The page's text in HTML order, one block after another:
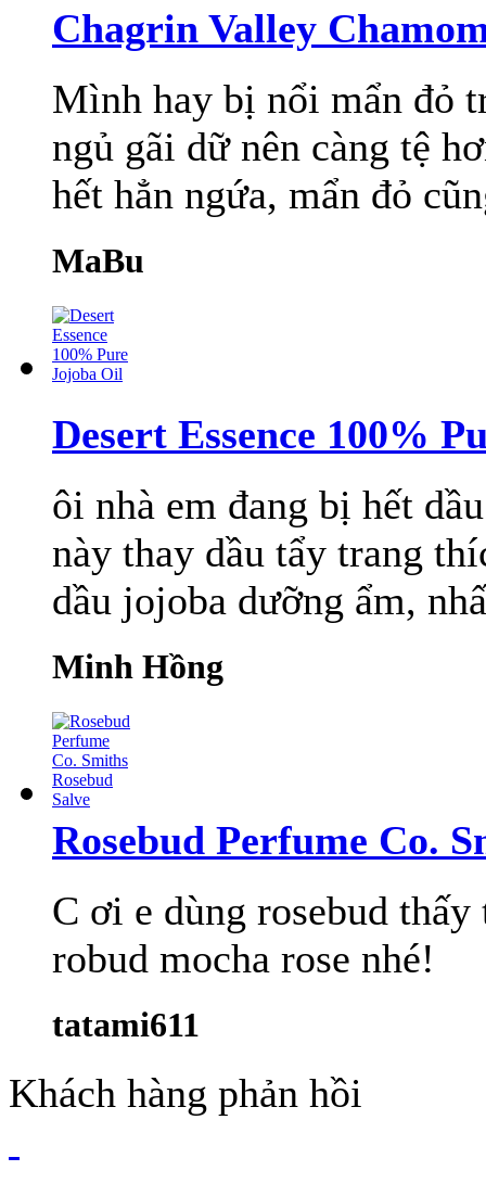
Chagrin Valley
Mình hay bị nổi mẩn đỏ
ngủ gãi dữ nên càng tệ
hết hẳn ngứa, mẩn đỏ
MaBu
Desert Essence 100%
ôi nhà em đang bị hết
này thay dầu tẩy trang
dầu jojoba dưỡng ẩm,
Minh Hồng
Rosebud Perfume Co.
C ơi e dùng rosebud
robud mocha rose nhé!
tatami611
Khách hàng phản hồi